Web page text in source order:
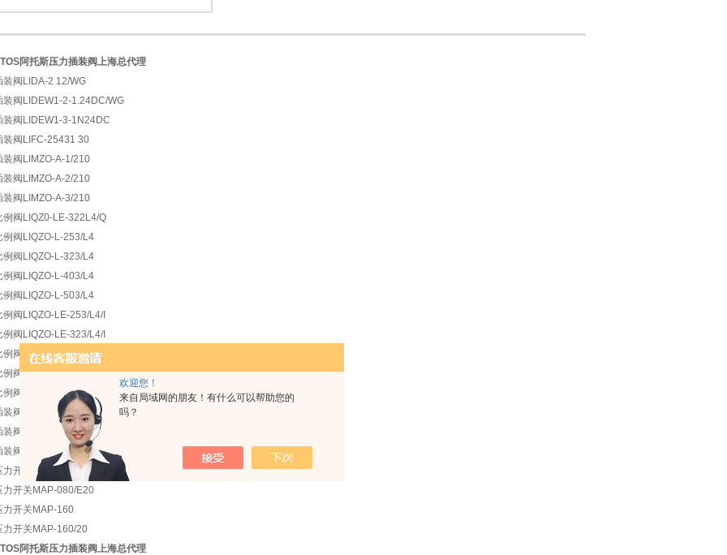
欢迎您！
来自局域网的朋友！有什么可以帮助您的
吗？
阿托斯压力插装阀上海总代理
装阀LIDA-2 12/WG
装阀LIDEW1-2-1.24DC/WG
装阀LIDEW1-3-1N24DC
装阀LIFC-25431 30
装阀LIMZO-A-1/210
装阀LIMZO-A-2/210
装阀LIMZO-A-3/210
例阀LIQZ0-LE-322L4/Q
例阀LIQZO-L-253/L4
例阀LIQZO-L-323/L4
例阀LIQZO-L-403/L4
例阀LIQZO-L-503/L4
例阀LIQZO-LE-253/L4/I
例阀LIQZO-LE-323/L4/I
例阀LIQZO-LE-403/L4/I
例阀LIQZO-LE-503/L4/I
例阀LIQZO-TE-252L4/I 61
装阀LIRA-1/210/V
装阀LIRA-2/210/V
装阀LVA20TAPM12S01
力开关MAP-040
力开关MAP-080/E20
力开关MAP-160
力开关MAP-160/20
阿托斯压力插装阀上海总代理